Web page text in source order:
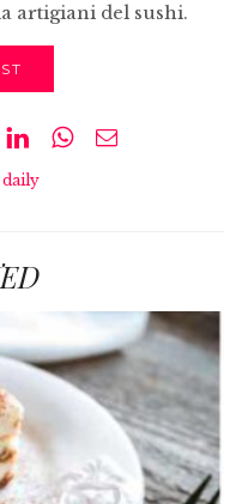
artigiani del sushi.
daily